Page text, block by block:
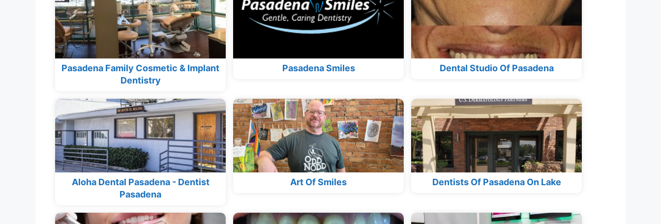
Pasadena Family Cosmetic & Implant
Dentistry
Pasadena Smiles Dental Studio Of Pasadena
Aloha Dental Pasadena - Dentist
Pasadena
Art Of Smiles Dentists Of Pasadena On Lake